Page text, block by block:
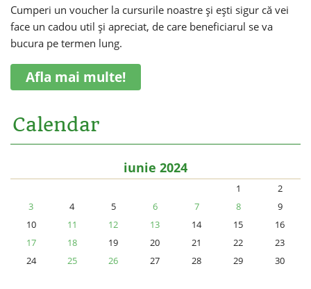
Cumperi un voucher la cursurile noastre și ești sigur că vei
face un cadou util și apreciat, de care beneficiarul se va
bucura pe termen lung.
Afla mai multe!
Calendar
iunie 2024
1
2
3
4 5 6 7 8
9
10
11 12 13 14 15
16
17
18 19 20 21 22
23
24
25 26 27 28 29 30